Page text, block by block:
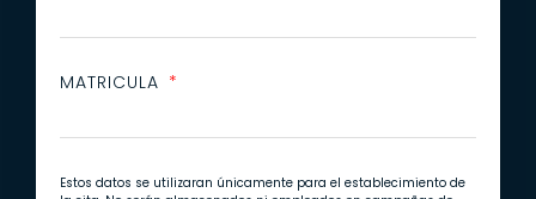
MATRICULA
Estos datos se utilizaran únicamente para el establecimiento de